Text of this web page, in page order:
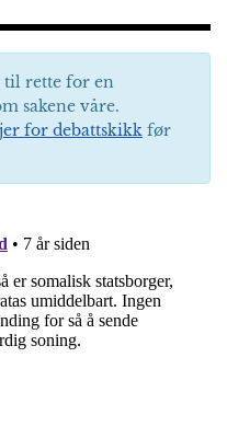
til rette for en
sakene våre.
for debattskikk før